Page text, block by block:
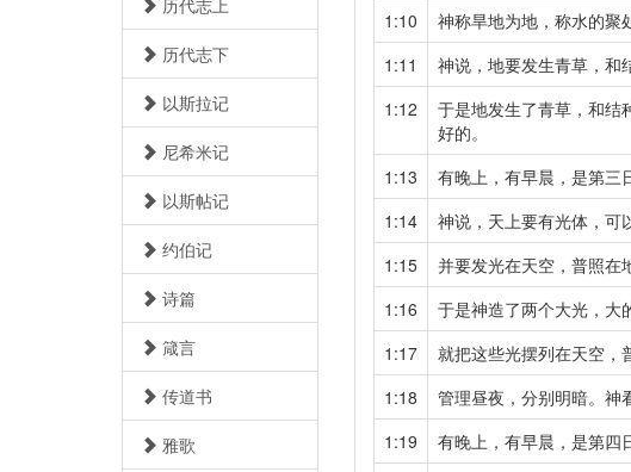
历代志上
历代志下
以斯拉记
尼希米记
以斯帖记
约伯记
诗篇
箴言
传道书
雅歌
1:10
神称旱地为地，称水的聚
1:11
神说，地要发生青草，和
1:12
于是地发生了青草，和结
好的。
1:13
有晚上，有早晨，是第三
1:14
神说，天上要有光体，可
1:15
并要发光在天空，普照在
1:16
于是神造了两个大光，大
1:17
就把这些光摆列在天空，
1:18
管理昼夜，分别明暗。神
1:19
有晚上，有早晨，是第四